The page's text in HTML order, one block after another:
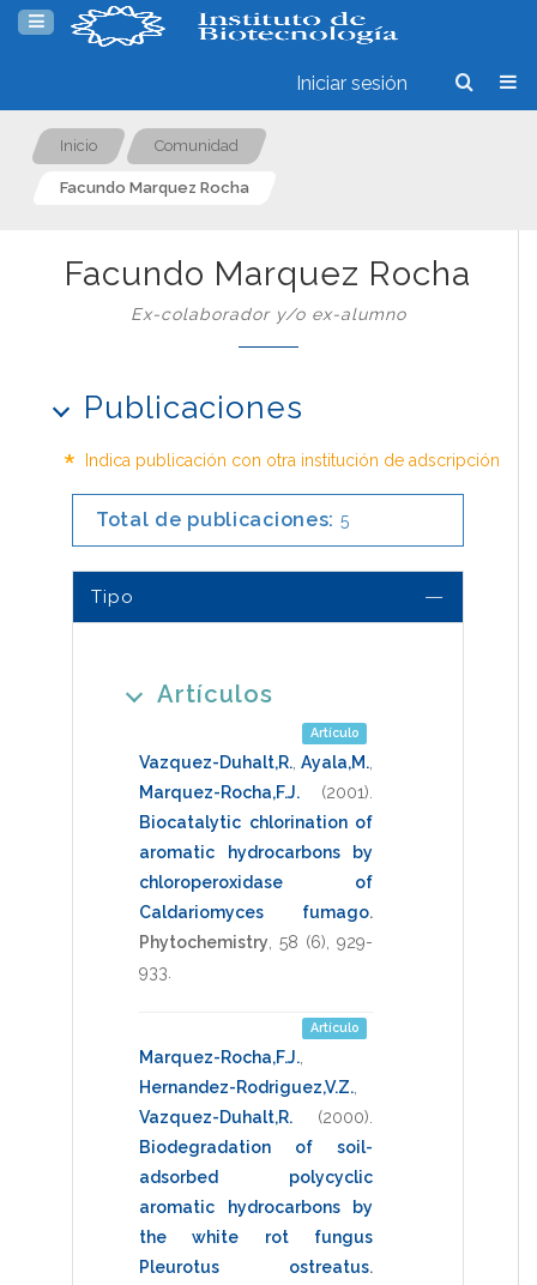
Iniciar sesión
Inicio Comunidad
Facundo Marquez Rocha
Facundo Marquez Rocha
Ex-colaborador y/o ex-alumno
Publicaciones
* Indica publicación con otra institución de adscripción
Total de publicaciones: 5
Tipo
Artículos
Artículo
Vazquez-Duhalt,R. Ayala,M.
Marquez-Rocha,F.J.
(2001)
Biocatalytic chlorination of
aromatic hydrocarbons by
chloroperoxidase of
Caldariomyces fumago.
Phytochemistry
58 (6), 929-
933
Artículo
Marquez-Rocha,F.J.
Hernandez-Rodriguez,V.Z.
Vazquez-Duhalt,R.
(2000)
Biodegradation of soil-
adsorbed polycyclic
aromatic hydrocarbons by
the white rot fungus
Pleurotus ostreatus.